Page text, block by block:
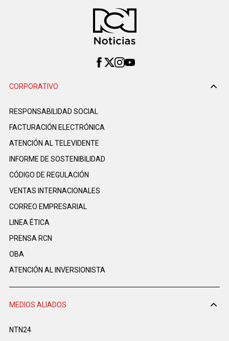
CORPORATIVO
RESPONSABILIDAD SOCIAL
FACTURACIÓN ELECTRÓNICA
ATENCIÓN AL TELEVIDENTE
INFORME DE SOSTENIBILIDAD
CÓDIGO DE REGULACIÓN
VENTAS INTERNACIONALES
CORREO EMPRESARIAL
LINEA ÉTICA
PRENSA RCN
OBA
ATENCIÓN AL INVERSIONISTA
MEDIOS ALIADOS
NTN24